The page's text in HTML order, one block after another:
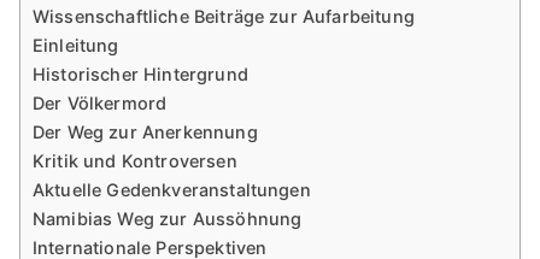
Wissenschaftliche Beiträge zur Aufarbeitung
Einleitung
Historischer Hintergrund
Der Völkermord
Der Weg zur Anerkennung
Kritik und Kontroversen
Aktuelle Gedenkveranstaltungen
Namibias Weg zur Aussöhnung
Internationale Perspektiven